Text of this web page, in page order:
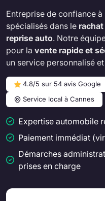
Entreprise de confiance
spécialisés dans le
reprise auto. Notre
pour la vente rapide et
un service personnalisé
4.8/5 sur 54 avis Google
Service local à Cannes
Expertise automobile
Paiement immédiat
Démarches
prises en charge